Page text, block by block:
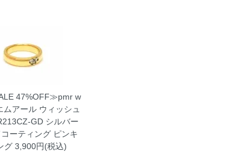
47%OFF≫pmr w
ムアール ウィッシュ
GD シルバー
ーティング ピンキ
グ 3,900円(税込)